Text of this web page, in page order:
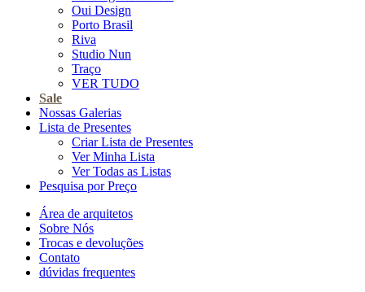
Oui Design
Porto Brasil
Riva
Studio Nun
Traço
VER TUDO
Sale
Nossas Galerias
Lista de Presentes
Criar Lista de Presentes
Ver Minha Lista
Ver Todas as Listas
Pesquisa por Preço
Área de arquitetos
Sobre Nós
Trocas e devoluções
Contato
dúvidas frequentes